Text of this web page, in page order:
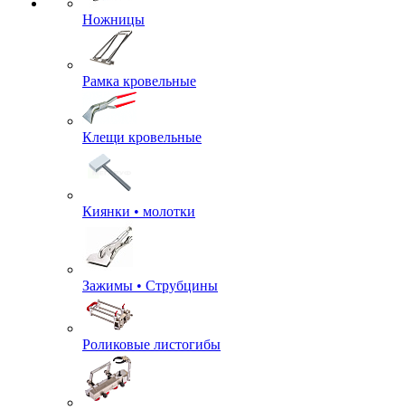
Ножницы
Рамка кровельные
Клещи кровельные
Киянки • молотки
Зажимы • Струбцины
Роликовые листогибы